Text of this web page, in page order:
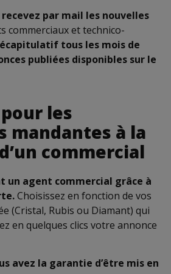
recevez par mail les nouvelles
commerciaux et technico-
tous les mois de
publiées disponibles sur le
les
mandantes à la
commercial
un agent commercial grâce à
Choisissez en fonction de vos
(Cristal, Rubis ou Diamant) qui
en quelques clics votre annonce
avez la garantie d’être mis en